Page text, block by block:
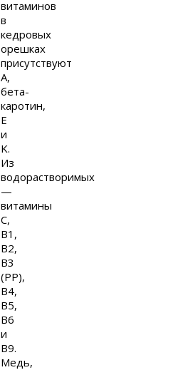
витаминов
в
кедровых
орешках
присутствуют
A,
бета-
каротин,
E
и
K.
Из
водорастворимых
—
витамины
C,
B1,
B2,
B3
(PP),
B4,
B5,
B6
и
B9.
Медь,